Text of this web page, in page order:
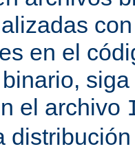
en el
el archivo
distribución